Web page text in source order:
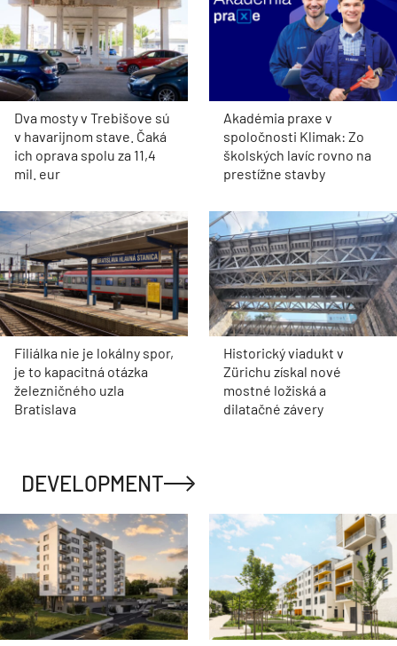
Dva mosty v Trebišove sú
v havarijnom stave. Čaká
ich oprava spolu za 11,4
mil. eur
Akadémia praxe v
spoločnosti Klimak: Zo
školských lavíc rovno na
prestížne stavby
Filiálka nie je lokálny spor,
je to kapacitná otázka
železničného uzla
Bratislava
Historický viadukt v
Zürichu získal nové
mostné ložiská a
dilatačné závery
DEVELOPMENT